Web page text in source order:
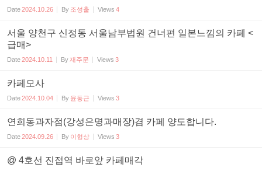
Date2024.10.26 By 조성출 Views 4
서울 양천구 신정동 서울남부법원 건너편 일본느낌의 카페 <
급매>
Date2024.10.11 By재주문 Views 3
카페모사
Date2024.10.04 By 윤동근 Views 3
연희동과자점(강성은명과매장)겸 카페 양도합니다.
Date2024.09.26 By 이형상 Views 3
@ 4호선 진접역 바로앞 카페매각